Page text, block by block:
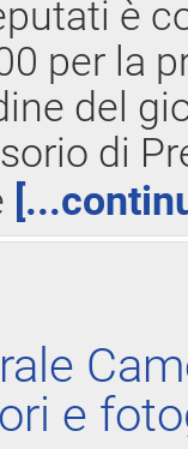
è
per la
del
di
e